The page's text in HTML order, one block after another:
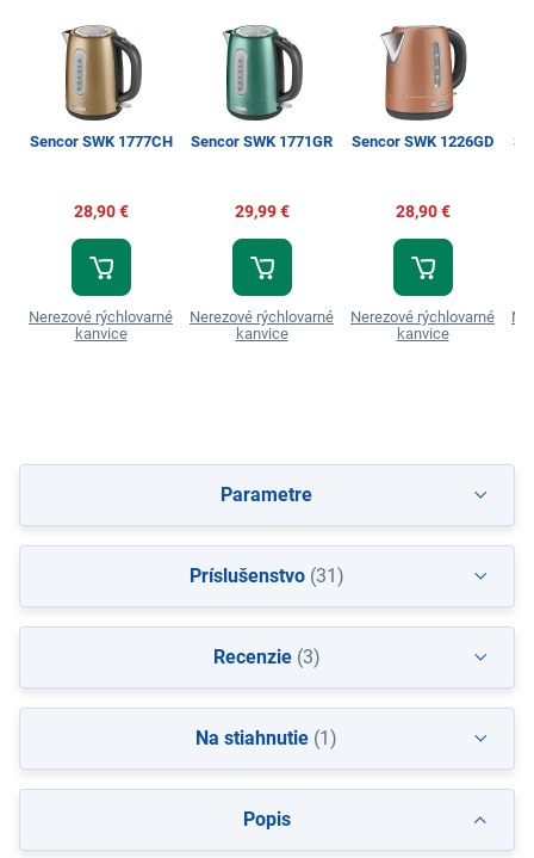
Sencor SWK 1777CH
28,90 €
Nerezové rýchlovarné
kanvice
Sencor SWK 1771GR
29,99 €
Nerezové rýchlovarné
kanvice
Sencor SWK 1226GD
28,90 €
Nerezové rýchlovarné
kanvice
Popis
Parametre
Príslušenstvo(31)
Recenzie(3)
Na stiahnutie (1)